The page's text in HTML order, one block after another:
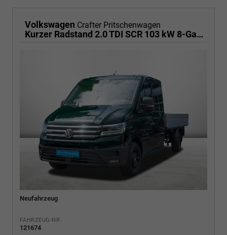
Volkswagen Crafter Pritschenwagen
Kurzer Radstand 2.0 TDI SCR 103 kW 8-Gang Automatik, Klima,
Neufahrzeug
FAHRZEUG-NR.
121674